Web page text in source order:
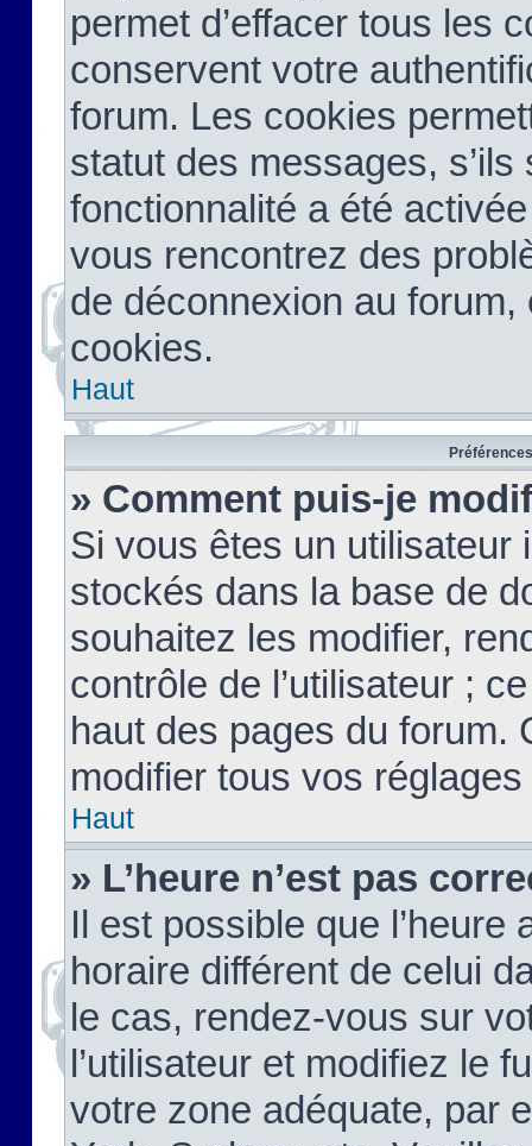
permet d’effacer tous les
conservent votre
forum. Les cookies
statut des messages,
fonctionnalité a été
vous rencontrez des
de déconnexion au
cookies.
Haut
» Comment puis-je
Si vous êtes un
stockés dans la base de
souhaitez les modifier,
contrôle de l’utilisateur ;
haut des pages du forum.
modifier tous vos
Haut
» L’heure n’est pas
Il est possible que
horaire différent de celui
le cas, rendez-vous sur
l’utilisateur et modifiez le
votre zone adéquate, par